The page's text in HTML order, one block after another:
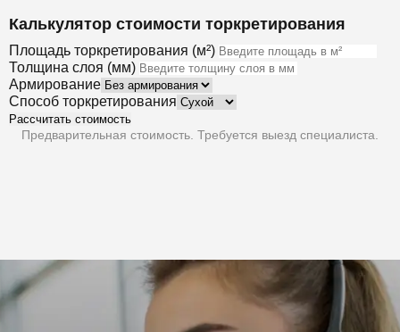
Калькулятор стоимости торкретирования
Площадь торкретирования (м²)
Толщина слоя (мм)
Армирование
Способ торкретирования
Рассчитать стоимость
Предварительная стоимость. Требуется выезд специалиста.